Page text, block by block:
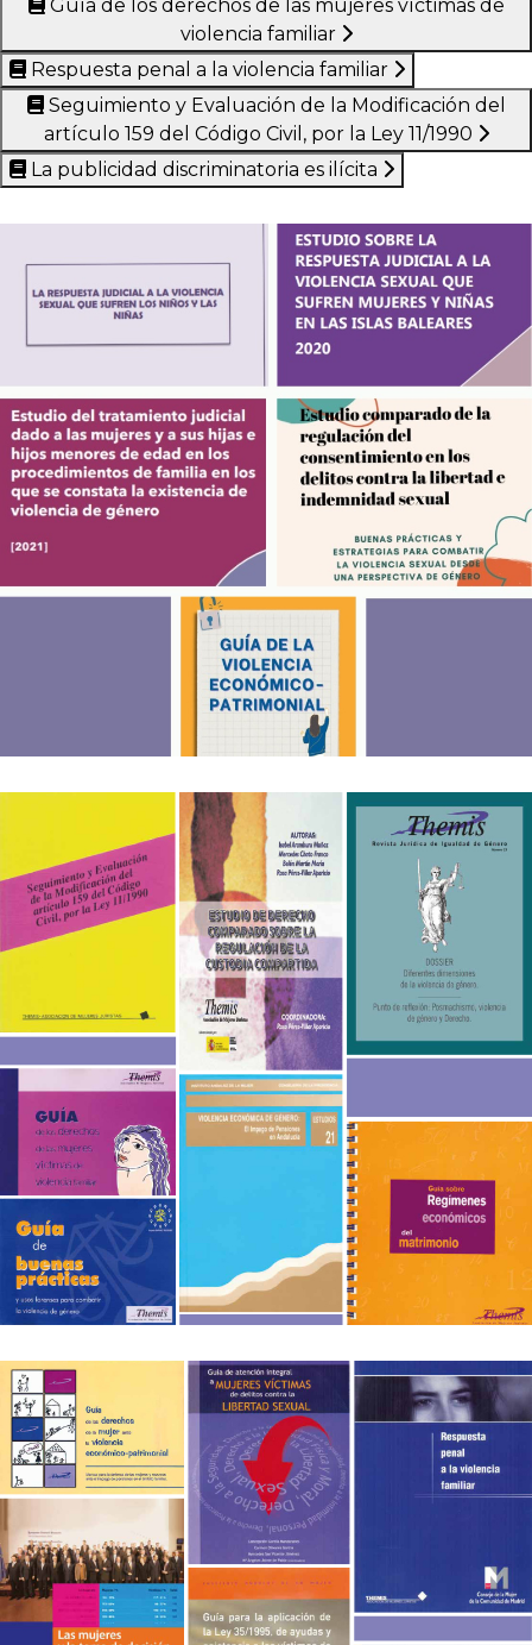
Guía de los derechos de las mujeres víctimas de
violencia familiar
Respuesta penal a la violencia familiar
Seguimiento y Evaluación de la Modificación del
artículo 159 del Código Civil, por la Ley 11/1990
La publicidad discriminatoria es ilícita